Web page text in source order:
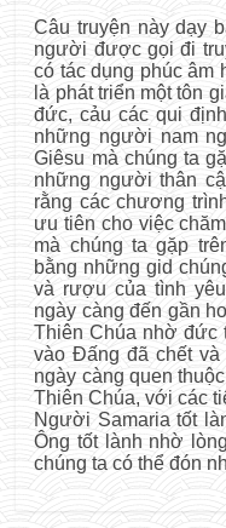
Câu truyện này dạy
người được gọi đi
có tác dụng phúc âm
là phát triển một tôn
đức, cảu các qui
những người nam
Giêsu mà chúng ta
những người thân
rằng các chương
ưu tiên cho việc
mà chúng ta gặp
bằng những gid
và rượu của tình
ngày càng đến gần
Thiên Chúa nhờ đức
vào Đấng đã chết
ngày càng quen
Thiên Chúa, với các
Người Samaria tốt
Ông tốt lành nhờ
chúng ta có thể đón